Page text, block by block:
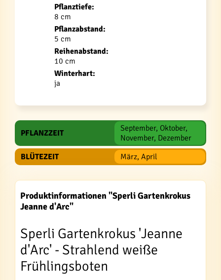
Pflanztiefe:
8 cm
Pflanzabstand:
5 cm
Reihenabstand:
10 cm
Winterhart:
ja
PFLANZZEIT
September, Oktober,
November, Dezember
BLÜTEZEIT
März, April
Produktinformationen "Sperli Gartenkrokus
Jeanne d'Arc"
Sperli Gartenkrokus 'Jeanne
d'Arc' - Strahlend weiße
Frühlingsboten